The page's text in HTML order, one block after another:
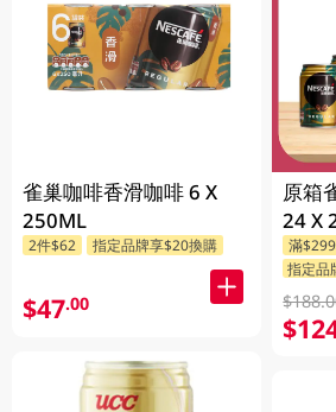
雀巢咖啡香滑咖啡 6 X
250ML
2件$62 指定品牌享$20換購
$47.00
原箱
24 X
滿
指定品